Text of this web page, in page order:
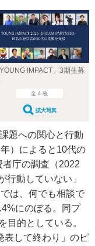
YOUNG IMPACT」3期生募
全 4 枚
拡大写真
題への関心と行動
）によると10代の
庁の調査（2022
行動していない」
は、何でも相談で
にのぼる。同プ
目的としている。
して終わり」のピ